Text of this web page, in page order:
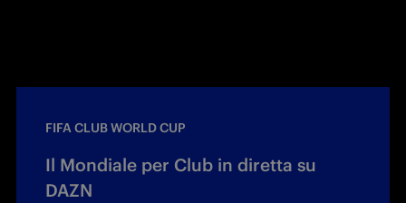
FIFA CLUB WORLD CUP
Il Mondiale per Club in diretta su
DAZN